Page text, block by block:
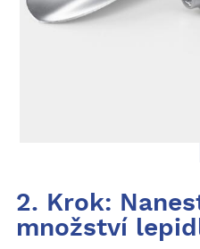
2. Krok:
množství